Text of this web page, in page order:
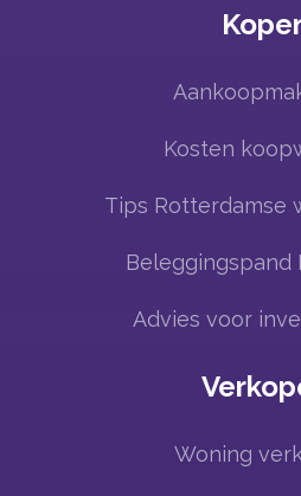
Kosten
Tips Rotterdamse
Beleggingspand
Advies voor
Woning